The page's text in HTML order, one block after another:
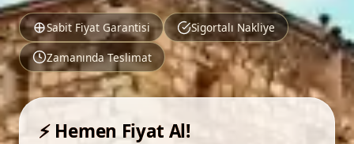
Sabit Fiyat Garantisi
Sigortalı Nakliye
Zamanında Teslimat
⚡ Hemen Fiyat Al!